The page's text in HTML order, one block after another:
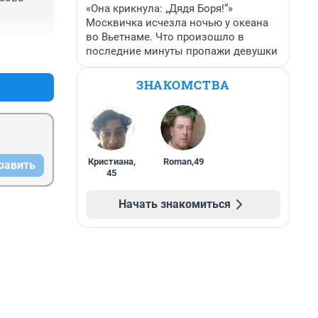
то,
«Она крикнула: „Дядя Боря!“»
Москвичка исчезла ночью у океана
во Вьетнаме. Что произошло в
последние минуты пропажи девушки
ЗНАКОМСТВА
Кристиана,
45
Roman,49
Начать знакомиться